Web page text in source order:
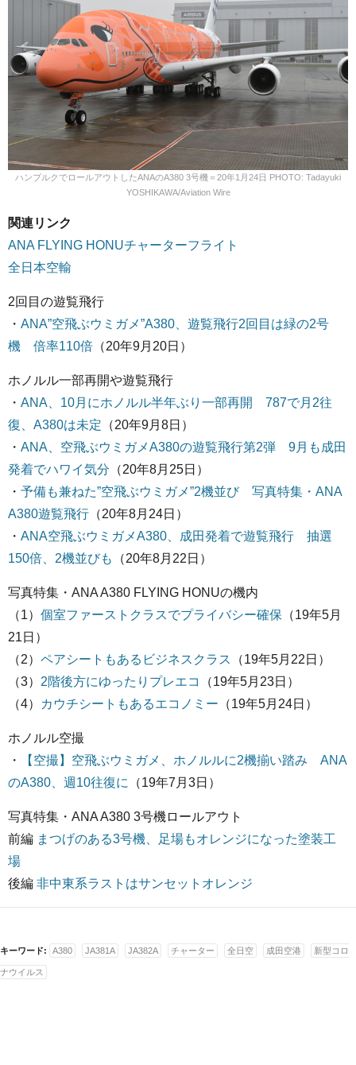
ハンブルクでロールアウトしたANAのA380 3号機＝20年1月24日 PHOTO: Tadayuki
YOSHIKAWA/Aviation Wire
関連リンク
ANA FLYING HONUチャーターフライト
全日本空輸
2回目の遊覧飛行
・ ANA”空飛ぶウミガメ”A380、遊覧飛行2回目は緑の2号
機 倍率110倍 （20年9月20日）
ホノルル一部再開や遊覧飛行
・ ANA、10月にホノルル半年ぶり一部再開 787で月2往
復、A380は未定 （20年9月8日）
・ ANA、空飛ぶウミガメA380の遊覧飛行第2弾 9月も成田
発着でハワイ気分 （20年8月25日）
・ 予備も兼ねた”空飛ぶウミガメ”2機並び 写真特集・ANA
A380遊覧飛行 （20年8月24日）
・ ANA空飛ぶウミガメA380、成田発着で遊覧飛行 抽選
150倍、2機並びも
（20年8月22日）
写真特集・ANA A380 FLYING HONUの機内
（1） 個室ファーストクラスでプライバシー確保 （19年5月
21日）
（2） ペアシートもあるビジネスクラス
（19年5月22日）
（3） 2階後方にゆったりプレエコ
（19年5月23日）
（4）
カウチシートもあるエコノミー （19年5月24日）
ホノルル空撮
・
【空撮】空飛ぶウミガメ、ホノルルに2機揃い踏み ANA
のA380、週10往復に
（19年7月3日）
写真特集・ANA A380 3号機ロールアウト
前編 まつげのある3号機、足場もオレンジになった塗装工
場
後編 非中東系ラストはサンセットオレンジ
キーワード: A380 JA381A JA382A チャーター 全日空 成田空港 新型コロ
ナウイルス